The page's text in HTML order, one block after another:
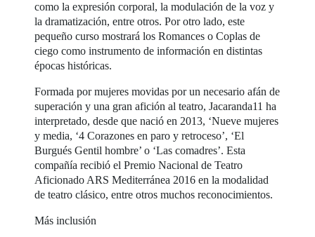
como la expresión corporal, la modulación de la voz y
la dramatización, entre otros. Por otro lado, este
pequeño curso mostrará los Romances o Coplas de
ciego como instrumento de información en distintas
épocas históricas.
Formada por mujeres movidas por un necesario afán de
superación y una gran afición al teatro, Jacaranda11 ha
interpretado, desde que nació en 2013, ‘Nueve mujeres
y media, ‘4 Corazones en paro y retroceso’, ‘El
Burgués Gentil hombre’ o ‘Las comadres’. Esta
compañía recibió el Premio Nacional de Teatro
Aficionado ARS Mediterránea 2016 en la modalidad
de teatro clásico, entre otros muchos reconocimientos.
Más inclusión